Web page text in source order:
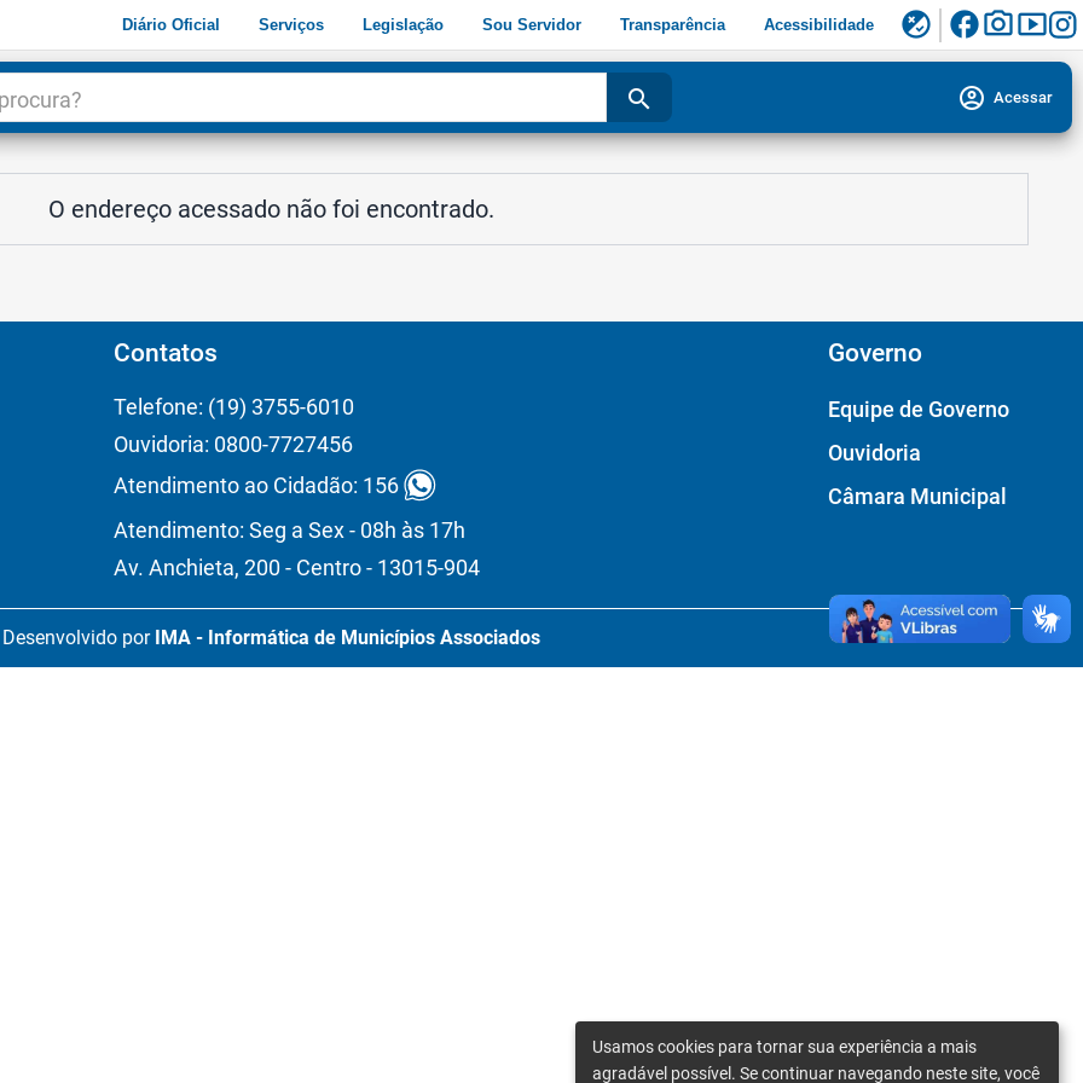
Diário Oficial Serviços Legislação Sou Servidor Transparência Acessibilidade flaky facebookphoto_camerasmart_display
search account_circle Acessar
O endereço acessado não foi encontrado.
Contatos
Telefone: (19) 3755-6010
Ouvidoria: 0800-7727456
Atendimento ao Cidadão: 156
Atendimento: Seg a Sex - 08h às 17h
Av. Anchieta, 200 - Centro - 13015-904
Governo
Equipe de Governo
Ouvidoria
Câmara Municipal
Desenvolvido por IMA - Informática de Municípios Associados
Usamos cookies para tornar sua experiência a mais
agradável possível. Se continuar navegando neste site, você